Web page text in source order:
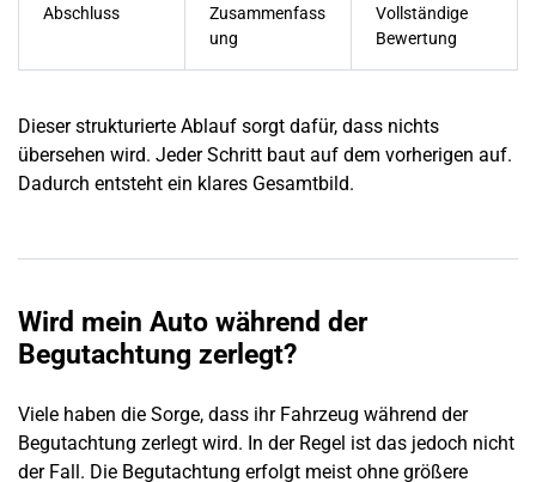
Abschluss
Zusammenfass
ung
Vollständige
Bewertung
Dieser strukturierte Ablauf sorgt dafür, dass nichts
übersehen wird. Jeder Schritt baut auf dem vorherigen auf.
Dadurch entsteht ein klares Gesamtbild.
Wird mein Auto während der
Begutachtung zerlegt?
Viele haben die Sorge, dass ihr Fahrzeug während der
Begutachtung zerlegt wird. In der Regel ist das jedoch nicht
der Fall. Die Begutachtung erfolgt meist ohne größere